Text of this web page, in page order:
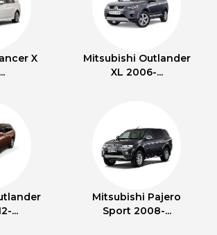
X
Mitsubishi Outlander
XL 2006-...
...
Mitsubishi Pajero
Sport 2008-...